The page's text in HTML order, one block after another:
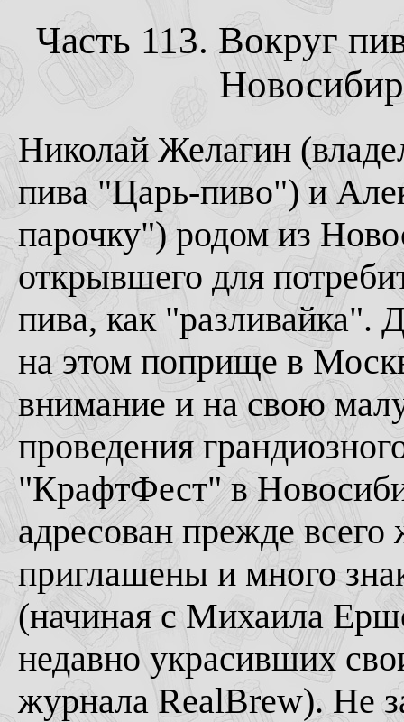
Часть 113. Вокруг
Николай Желагин
пива "Царь-пиво") и
парочку") родом из
открывшего для
пива, как "разливайка".
на этом поприще в
внимание и на свою
проведения
"КрафтФест" в
адресован прежде
приглашены и много
(начиная с Михаила
недавно украсивших
журнала RealBrew). Не